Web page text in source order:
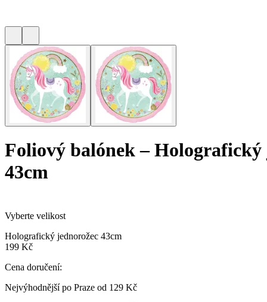
Foliový balónek–Holografický
43cm
Vyberte velikost
Holografický jednorožec 43cm
199 Kč
Cena doručení:
Nejvýhodnější po Praze od 129 Kč